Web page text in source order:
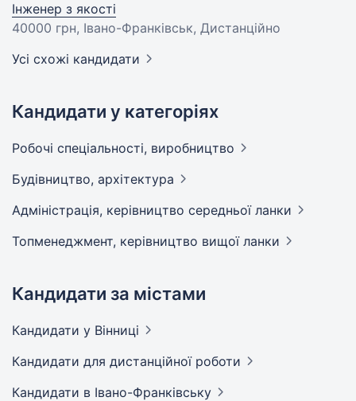
Інженер з якості
40000 грн, Івано-Франківськ, Дистанційно
Усі схожі кандидати
Кандидати у категоріях
Робочі спеціальності, виробництво
Будівництво, архітектура
Адмiнiстрацiя, керівництво середньої ланки
Топменеджмент, керівництво вищої ланки
Кандидати за містами
Кандидати у Вінниці
Кандидати для дистанційної роботи
Кандидати в Івано-Франківську